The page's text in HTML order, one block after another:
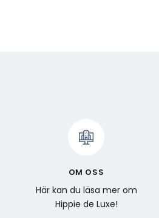
OM OSS
Här kan du läsa mer om
Hippie de Luxe!